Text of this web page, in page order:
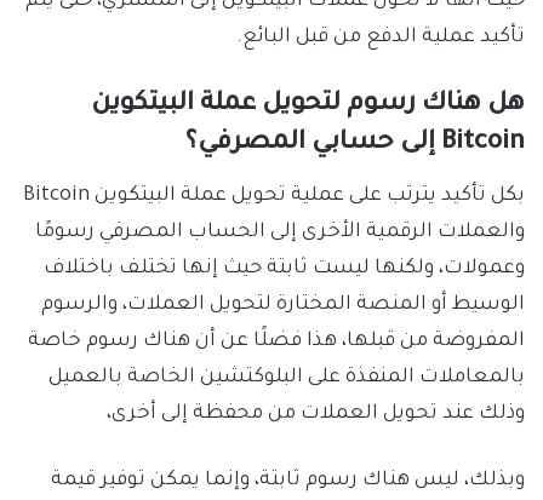
تأكيد عملية الدفع من قبل البائع.
هل هناك رسوم لتحويل عملة البيتكوين
Bitcoin إلى حسابي المصرفي؟
بكل تأكيد يترتب على عملية تحويل عملة البيتكوين Bitcoin
والعملات الرقمية الأخرى إلى الحساب المصرفي رسومًا
وعمولات، ولكنها ليست ثابتة حيث إنها تختلف باختلاف
الوسيط أو المنصة المختارة لتحويل العملات، والرسوم
المفروضة من قبلها، هذا فضلًا عن أن هناك رسوم خاصة
بالمعاملات المنفذة على البلوكتشين الخاصة بالعميل
وذلك عند تحويل العملات من محفظة إلى أخرى،
وبذلك، ليس هناك رسوم ثابتة، وإنما يمكن توفير قيمة